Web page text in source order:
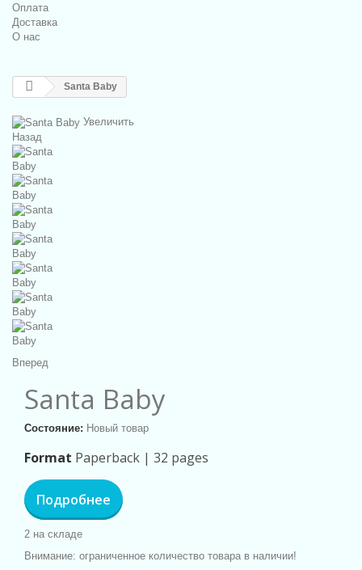
Оплата
Доставка
О нас
Santa Baby
Увеличить
Назад
Вперед
Santa Baby
Состояние: Новый товар
Format Paperback | 32 pages
Подробнее
2 на складе
Внимание: ограниченное количество товара в наличии!